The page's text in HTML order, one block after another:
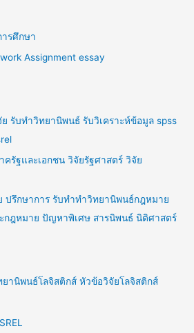
รศึกษา
Assignment essay
รับทำวิทยานิพนธ์ รับวิเคราะห์ข้อมูล spss
ครัฐและเอกชน วิจัยรัฐศาสตร์ วิจัย
ปรึกษาการ รับทำทำวิทยานิพนธ์กฎหมาย
กฎหมาย ปัญหาพิเศษ สารนิพนธ์ นิติศาสตร์
านิพนธ์โลจิสติกส์ หัวข้อวิจัยโลจิสติกส์